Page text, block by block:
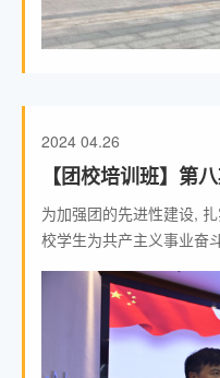
2024 04.26
【团校培训班】第
为加强团的先进性建设,
校学生为共产主义事业奋
勋，党委青年委员周湘，
记，党员教师代表，全体